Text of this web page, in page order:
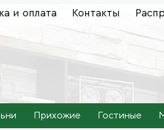
и оплата Контакты
Прихожие Гостиные